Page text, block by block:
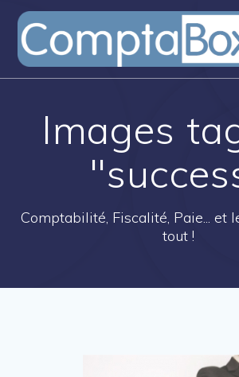
Passer
au
contenu
Images
Comptabilité, Fiscalité, Paie... et
tout !